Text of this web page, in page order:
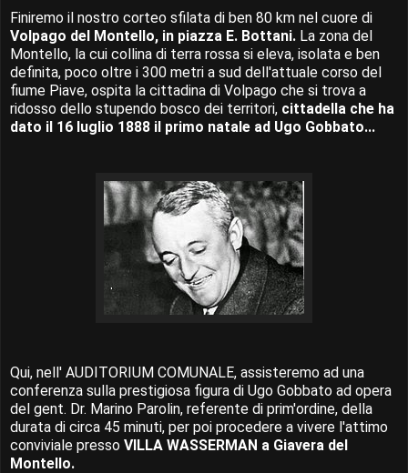
Finiremo il nostro corteo sfilata di ben 80 km nel cuore di
Volpago del Montello, in piazza E. Bottani. La zona del
Montello, la cui collina di terra rossa si eleva, isolata e ben
definita, poco oltre i 300 metri a sud dell'attuale corso del
fiume Piave, ospita la cittadina di Volpago che si trova a
ridosso dello stupendo bosco dei territori, cittadella che ha
dato il 16 luglio 1888 il primo natale ad Ugo Gobbato...
Qui, nell' AUDITORIUM COMUNALE, assisteremo ad una
conferenza sulla prestigiosa figura di Ugo Gobbato ad opera
del gent. Dr. Marino Parolin, referente di prim'ordine, della
durata di circa 45 minuti, per poi procedere a vivere l'attimo
conviviale presso VILLA WASSERMAN a Giavera del
Montello.